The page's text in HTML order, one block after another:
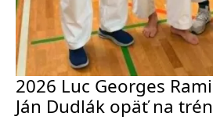
2026 Luc Georges
Ján Dudlák opäť na